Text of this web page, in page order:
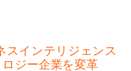
スインテリジェンス
ジー企業を変革